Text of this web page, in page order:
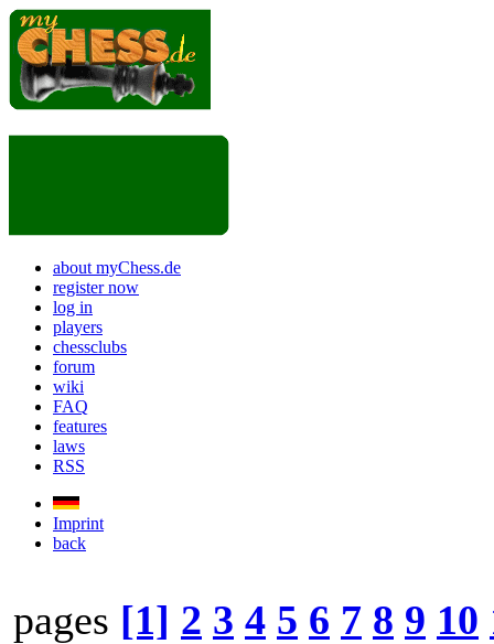
about myChess.de
register now
log in
players
chessclubs
forum
wiki
FAQ
features
laws
RSS
Imprint
back
pages [1] 2 3 4 5 6 7 8 9 10